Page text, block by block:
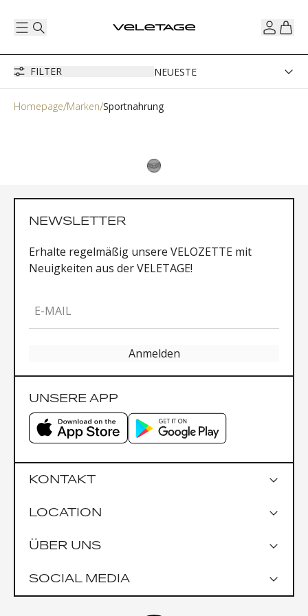
FILTER
Homepage Marken Sportnahrung
NEWSLETTER
Erhalte regelmäßig unsere VELOZETTE mit
Neuigkeiten aus der VELETAGE!
E-MAIL
Anmelden
UNSERE APP
KONTAKT
LOCATION
Google Maps
Garage Praterstrasse 1
ÜBER UNS
SOCIAL MEDIA